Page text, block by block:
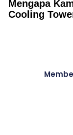
Mengapa
Cooling